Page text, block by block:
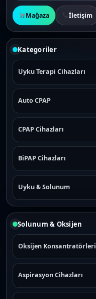
Mağaza İletişim
Kategoriler
Uyku Terapi Cihazları
Auto CPAP
CPAP Cihazları
BiPAP Cihazları
Uyku & Solunum
Solunum & Oksijen
Oksijen Konsantratörleri
Aspirasyon Cihazları